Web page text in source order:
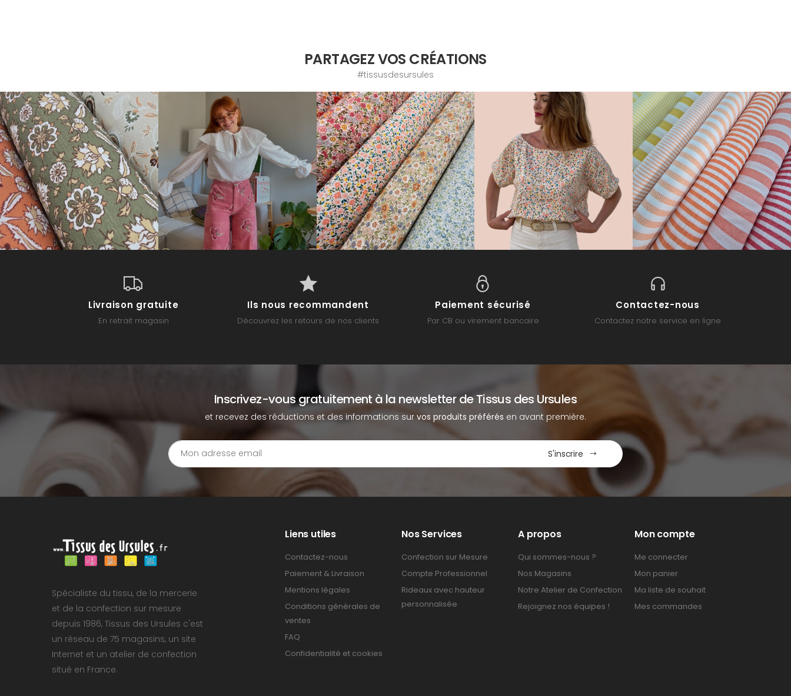
PARTAGEZ VOS CRÉATIONS
#tissusdesursules
Livraison gratuite
En retrait magasin
Ils nous recommandent
Découvrez les retours de nos clients
Paiement sécurisé
Par CB ou virement bancaire
Contactez-nous
Contactez notre service en ligne
Inscrivez-vous gratuitement à la newsletter de Tissus des Ursules
et recevez des réductions et des informations survos produits préférés en avant première.
S'inscrire
Spécialiste du tissu, de la mercerie
et de la confection sur mesure
depuis 1986, Tissus des Ursules c'est
un réseau de 75 magasins, un site
Internet et un atelier de confection
situé en France.
Liens utiles
Contactez-nous
Paiement & Livraison
Mentions légales
Conditions générales de
ventes
FAQ
Confidentialité et cookies
Nos Services
Confection sur Mesure
Compte Professionnel
Rideaux avec hauteur
personnalisée
A propos
Qui sommes-nous ?
Nos Magasins
Notre Atelier de Confection
Rejoignez nos équipes !
Mon compte
Me connecter
Mon panier
Ma liste de souhait
Mes commandes